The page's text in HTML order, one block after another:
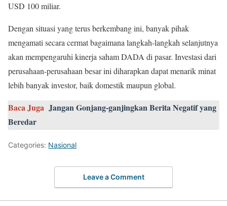
USD 100 miliar.
Dengan situasi yang terus berkembang ini, banyak pihak
mengamati secara cermat bagaimana langkah-langkah selanjutnya
akan mempengaruhi kinerja saham DADA di pasar. Investasi dari
perusahaan-perusahaan besar ini diharapkan dapat menarik minat
lebih banyak investor, baik domestik maupun global.
Baca Juga Jangan Gonjang-ganjingkan Berita Negatif yang
Beredar
Categories: Nasional
Leave a Comment